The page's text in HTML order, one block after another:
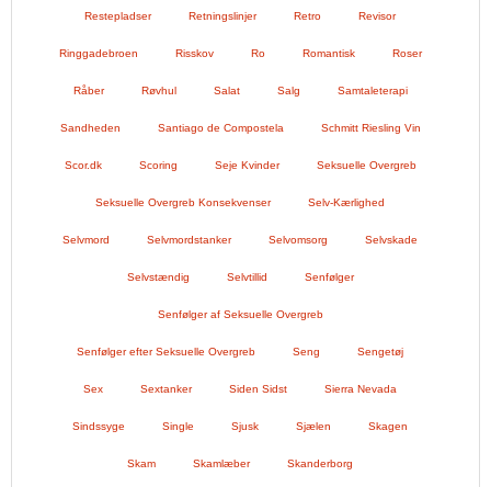
Restepladser Retningslinjer Retro Revisor
Ringgadebroen Risskov Ro Romantisk Roser
Råber Røvhul Salat Salg Samtaleterapi
Sandheden Santiago de Compostela Schmitt Riesling Vin
Scor.dk Scoring Seje Kvinder Seksuelle Overgreb
Seksuelle Overgreb Konsekvenser Selv-Kærlighed
Selvmord Selvmordstanker Selvomsorg Selvskade
Selvstændig Selvtillid Senfølger
Senfølger af Seksuelle Overgreb
Senfølger efter Seksuelle Overgreb Seng Sengetøj
Sex Sextanker Siden Sidst Sierra Nevada
Sindssyge Single Sjusk Sjælen Skagen
Skam Skamlæber Skanderborg